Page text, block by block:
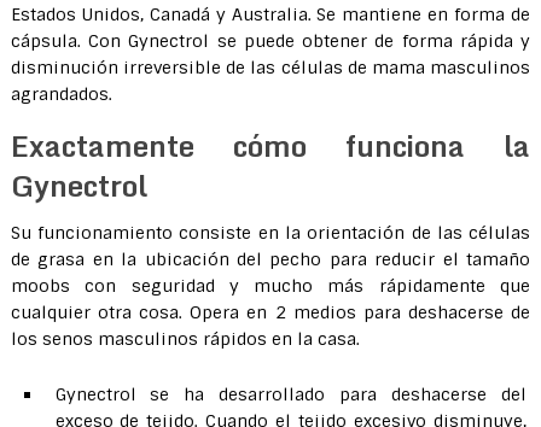
Estados Unidos, Canadá y Australia. Se mantiene en forma de
cápsula. Con Gynectrol se puede obtener de forma rápida y
disminución irreversible de las células de mama masculinos
agrandados.
Exactamente cómo funciona la
Gynectrol
Su funcionamiento consiste en la orientación de las células
de grasa en la ubicación del pecho para reducir el tamaño
moobs con seguridad y mucho más rápidamente que
cualquier otra cosa. Opera en 2 medios para deshacerse de
los senos masculinos rápidos en la casa.
Gynectrol se ha desarrollado para deshacerse del
exceso de tejido. Cuando el tejido excesivo disminuye,